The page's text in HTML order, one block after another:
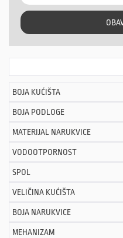
BOJA KUĆIŠTA
BOJA PODLOGE
MATERIJAL NARUKVICE
VODOOTPORNOST
SPOL
VELIČINA KUĆIŠTA
BOJA NARUKVICE
MEHANIZAM